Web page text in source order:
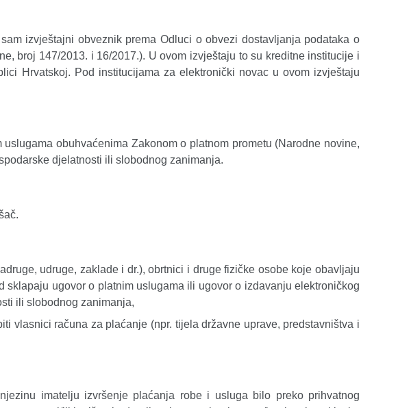
izvještajni obveznik prema Odluci o obvezi dostavljanja podataka o
broj 147/2013. i 16/2017.). U ovom izvještaju to su kreditne institucije i
Hrvatskoj. Pod institucijama za elektronički novac u ovom izvještaju
obuhvaćenima Zakonom o platnom prometu (Narodne novine,
djelatnosti ili slobodnog zanimanja.
udruge, zaklade i dr.), obrtnici i druge fizičke osobe koje obavljaju
ugovor o platnim uslugama ili ugovor o izdavanju elektroničkog
ili slobodnog zanimanja,
vlasnici računa za plaćanje (npr. tijela državne uprave, predstavništva i
imatelju izvršenje plaćanja robe i usluga bilo preko prihvatnog